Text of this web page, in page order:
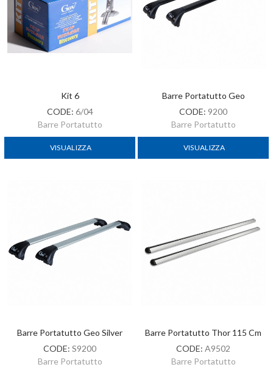
Kit 6
CODE: 6/04
Barre Portatutto
VISUALIZZA
Barre Portatutto Geo
CODE: 9200
Barre Portatutto
VISUALIZZA
Barre Portatutto Geo Silver
CODE: S9200
Barre Portatutto
Barre Portatutto Thor 115 Cm
CODE: A9502
Barre Portatutto